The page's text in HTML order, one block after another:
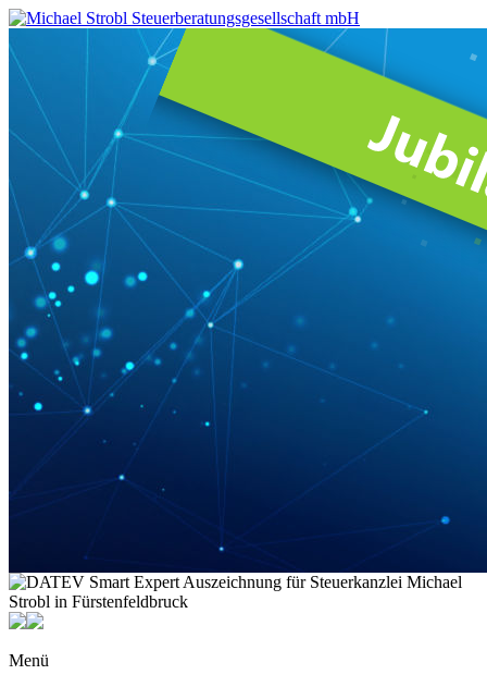
Michael
Strobl
Steuerberatungsgesellschaft
mbH
Steuerberater
in
Fürstenfeldbruck
Menü